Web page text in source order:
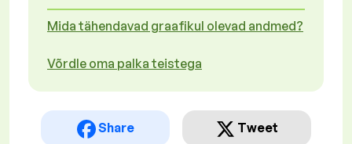
Mida tähendavad graafikul olevad andmed?
Võrdle oma palka teistega
Share Tweet